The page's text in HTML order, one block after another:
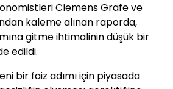
Clemens Grafe ve
kaleme alınan raporda,
gitme ihtimalinin düşük bir
edildi.
bir faiz adımı için piyasada